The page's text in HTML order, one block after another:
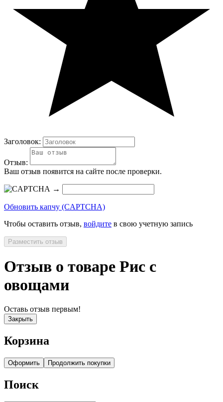
Заголовок:
Отзыв:
Ваш отзыв появится на сайте после проверки.
→
Обновить капчу (CAPTCHA)
Чтобы оставить отзыв, войдите в свою учетную запись
Разместить отзыв
Отзыв о товаре Рис с
овощами
Оставь отзыв первым!
Закрыть
Корзина
Оформить Продолжить покупки
Поиск